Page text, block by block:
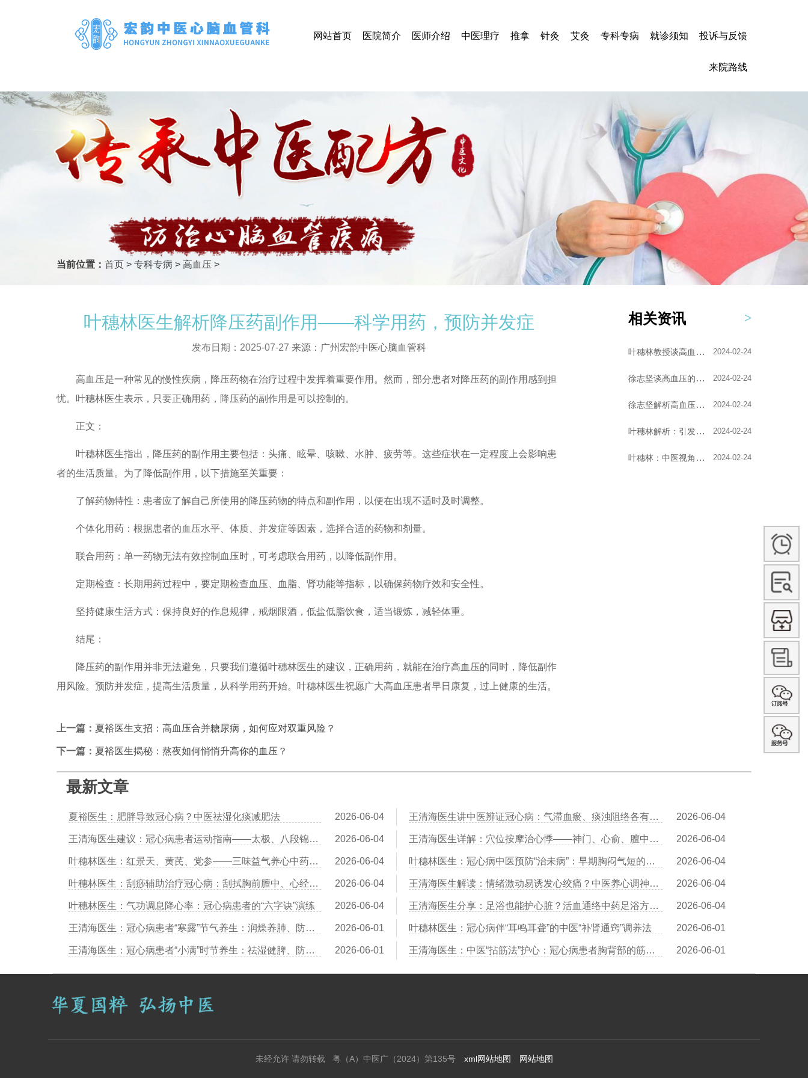
网站首页 医院简介 医师介绍 中医理疗 推拿 针灸 艾灸 专科专病
心肌炎
脑梗塞
脑出血
就诊须知 投诉与反馈
来院路线
当前位置： 首页 > 专科专病 > 高血压 >
叶穗林医生解析降压药副作用——科学用药，预防并发症
发布日期：2025-07-27 来源：广州宏韵中医心脑血管科
高血压是一种常见的慢性疾病，降压药物在治疗过程中发挥着重要作用。然而，部分患者对降压药的副作用感到担
忧。叶穗林医生表示，只要正确用药，降压药的副作用是可以控制的。
正文：
叶穗林医生指出，降压药的副作用主要包括：头痛、眩晕、咳嗽、水肿、疲劳等。这些症状在一定程度上会影响患
者的生活质量。为了降低副作用，以下措施至关重要：
了解药物特性：患者应了解自己所使用的降压药物的特点和副作用，以便在出现不适时及时调整。
个体化用药：根据患者的血压水平、体质、并发症等因素，选择合适的药物和剂量。
联合用药：单一药物无法有效控制血压时，可考虑联合用药，以降低副作用。
定期检查：长期用药过程中，要定期检查血压、血脂、肾功能等指标，以确保药物疗效和安全性。
坚持健康生活方式：保持良好的作息规律，戒烟限酒，低盐低脂饮食，适当锻炼，减轻体重。
结尾：
降压药的副作用并非无法避免，只要我们遵循叶穗林医生的建议，正确用药，就能在治疗高血压的同时，降低副作
用风险。预防并发症，提高生活质量，从科学用药开始。叶穗林医生祝愿广大高血压患者早日康复，过上健康的生活。
相关资讯
2024-02-24
叶穗林教授谈高血压的...
2024-02-24
徐志坚谈高血压的艾灸...
2024-02-24
徐志坚解析高血压的形...
2024-02-24
叶穗林解析：引发高血...
2024-02-24
叶穗林：中医视角下的...
上一篇： 夏裕医生支招：高血压合并糖尿病，如何应对双重风险？
下一篇： 夏裕医生揭秘：熬夜如何悄悄升高你的血压？
最新文章
夏裕医生：肥胖导致冠心病？中医祛湿化痰减肥法 2026-06-04 王清海医生讲中医辨证冠心病：气滞血瘀、痰浊阻络各有调理方 2026-06-04
王清海医生建议：冠心病患者运动指南——太极、八段锦、散步哪个更安全 2026-06-04 王清海医生详解：穴位按摩治心悸——神门、心俞、膻中的操作详解 2026-06-04
叶穗林医生：红景天、黄芪、党参——三味益气养心中药比较 2026-06-04 叶穗林医生：冠心病中医预防“治未病”：早期胸闷气短的调养对策 2026-06-04
叶穗林医生：刮痧辅助治疗冠心病：刮拭胸前膻中、心经路线 2026-06-04 王清海医生解读：情绪激动易诱发心绞痛？中医养心调神有三个方法 2026-06-04
叶穗林医生：气功调息降心率：冠心病患者的“六字诀”演练 2026-06-04 王清海医生分享：足浴也能护心脏？活血通络中药足浴方推荐 2026-06-04
王清海医生：冠心病患者“寒露”节气养生：润燥养肺、防寒护心阳 2026-06-01 叶穗林医生：冠心病伴“耳鸣耳聋”的中医“补肾通窍”调养法 2026-06-01
王清海医生：冠心病患者“小满”时节养生：祛湿健脾、防湿热困心 2026-06-01 王清海医生：中医“拈筋法”护心：冠心病患者胸背部的筋结松解术 2026-06-01
未经允许 请勿转载 粤（A）中医广（2024）第135号 xml网站地图 网站地图